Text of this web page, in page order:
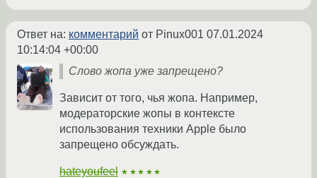
Ответ на: комментарий от Pinux001 07.01.2024
10:14:04 +00:00
Слово жопа уже запрещено?
Зависит от того, чья жопа. Например,
модераторские жопы в контексте
использования техники Apple было
запрещено обсуждать.
hateyoufeel ★★★★★